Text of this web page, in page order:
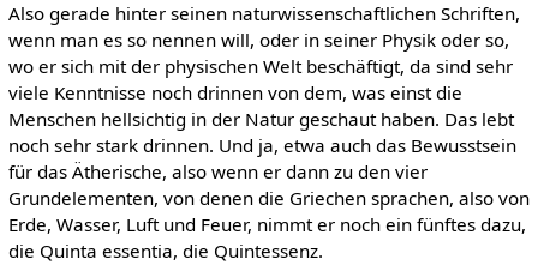
Also gerade hinter seinen naturwissenschaftlichen Schriften,
wenn man es so nennen will, oder in seiner Physik oder so,
wo er sich mit der physischen Welt beschäftigt, da sind sehr
viele Kenntnisse noch drinnen von dem, was einst die
Menschen hellsichtig in der Natur geschaut haben. Das lebt
noch sehr stark drinnen. Und ja, etwa auch das Bewusstsein
für das Ätherische, also wenn er dann zu den vier
Grundelementen, von denen die Griechen sprachen, also von
Erde, Wasser, Luft und Feuer, nimmt er noch ein fünftes dazu,
die Quinta essentia, die Quintessenz.